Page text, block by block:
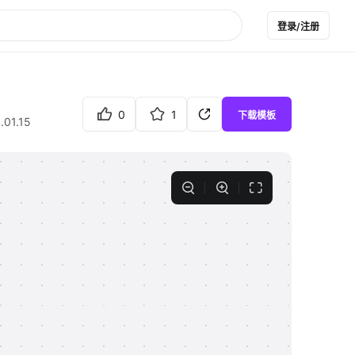
登录/注册
0 1 下载模板